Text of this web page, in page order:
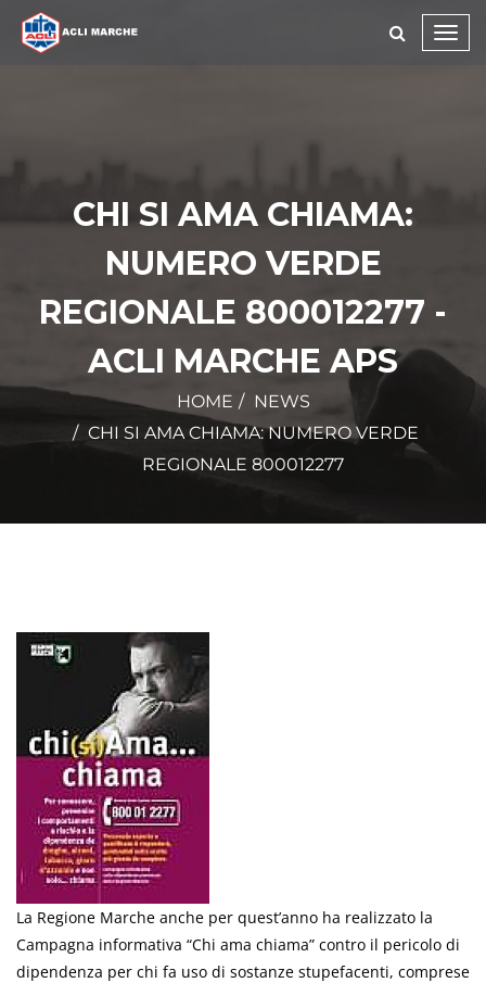
CHI SI AMA CHIAMA:
NUMERO VERDE
REGIONALE 800012277 -
ACLI MARCHE APS
HOME
NEWS
CHI SI AMA CHIAMA: NUMERO VERDE
REGIONALE 800012277
La Regione Marche anche per quest’anno ha realizzato la
Campagna informativa “Chi ama chiama” contro il pericolo di
dipendenza per chi fa uso di sostanze stupefacenti, comprese